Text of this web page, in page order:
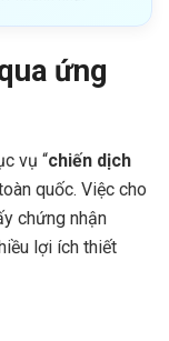
ứng
vụ “chiến dịch
quốc. Việc cho
chứng nhận
lợi ích thiết